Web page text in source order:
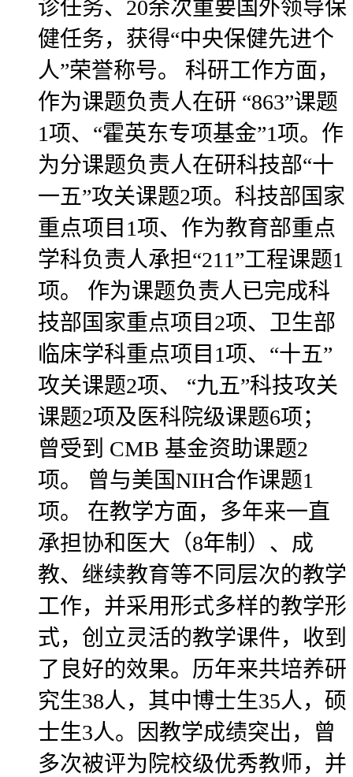
诊任务、20余次重要国外领导保
健任务，获得“中央保健先进个
人”荣誉称号。 科研工作方面，
作为课题负责人在研 “863”课题
1项、“霍英东专项基金”1项。作
为分课题负责人在研科技部“十
一五”攻关课题2项。科技部国家
重点项目1项、作为教育部重点
学科负责人承担“211”工程课题1
项。 作为课题负责人已完成科
技部国家重点项目2项、卫生部
临床学科重点项目1项、“十五”
攻关课题2项、 “九五”科技攻关
课题2项及医科院级课题6项；
曾受到 CMB 基金资助课题2
项。 曾与美国NIH合作课题1
项。 在教学方面，多年来一直
承担协和医大（8年制）、成
教、继续教育等不同层次的教学
工作，并采用形式多样的教学形
式，创立灵活的教学课件，收到
了良好的效果。历年来共培养研
究生38人，其中博士生35人，硕
士生3人。因教学成绩突出，曾
多次被评为院校级优秀教师，并